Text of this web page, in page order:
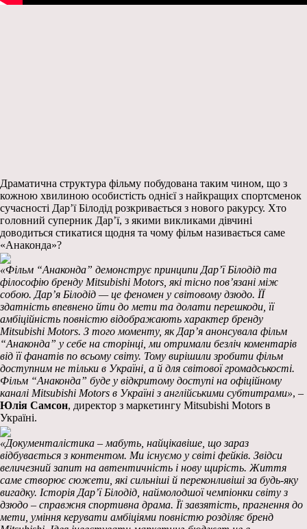
Драматична структура фільму побудована таким чином, що з
кожною хвилиною особистість однієї з найкращих спортсменок
сучасності Дар’ї Білодід розкривається з нового ракурсу. Хто
головний суперник Дар’ї, з якими викликами дівчині
доводиться стикатися щодня та чому фільм називається саме
«Анаконда»?
«Фільм “Aнаконда” демонструє принципи Дар’ї Білодід та
філософію бренду Mitsubishi Motors, які тісно пов’язані між
собою. Дар’я Білодід — це феномен у світовому дзюдо. ЇЇ
здатність впевнено йти до мети та долати перешкоди, її
амбіційність повністю відображають характер бренду
Mitsubishi Motors. З того моменту, як Дар’я анонсувала фільм
“Анаконда” у себе на сторінці, ми отримали безліч коментарів
від її фанатів по всьому світу. Тому вирішили зробити фільм
доступним не тільки в Україні, а й для світової громадськості.
Фільм “Aнаконда” буде у відкритому доступі на офіційному
каналі Mitsubishi Motors в Україні з англійськими субтитрами», –
Юлія Самсон, директор з маркетингу Mitsubishi Motors в
Україні.
«Документалістика – мабуть, найцікавіше, що зараз
відбувається з контентом. Ми існуємо у світі фейків. Звідси
величезний запит на автентичність і нову щирість. Життя
саме створює сюжети, які сильніші й переконливіші за будь-яку
вигадку. Історія Дар’ї Білодід, наймолодшої ​​чемпіонки світу з
дзюдо – справжня спортивна драма. Її завзятість, прагнення до
мети, уміння керувати амбіціями повністю розділяє бренд